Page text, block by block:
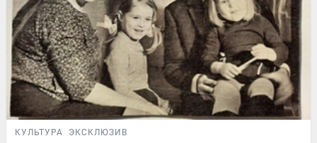
КУЛЬТУРА ЭКСКЛЮЗИВ